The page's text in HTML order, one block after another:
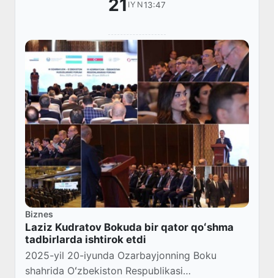
21 IYN13:47
Biznes
Laziz Kudratov Bokuda bir qator qoʻshma
tadbirlarda ishtirok etdi
2025-yil 20-iyunda Ozarbayjonning Boku
shahrida Oʻzbekiston Respublikasi